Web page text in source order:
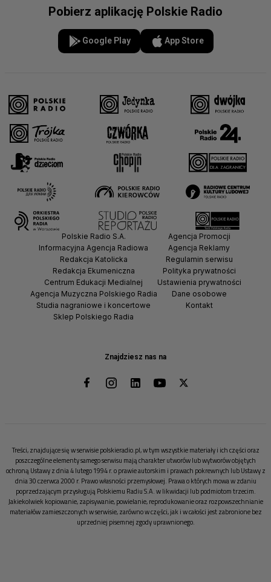
Pobierz aplikację Polskie Radio
Google Play App Store
Znajdziesz nas na
Polskie Radio S.A.
Informacyjna Agencja Radiowa
Redakcja Katolicka
Redakcja Ekumeniczna
Centrum Edukacji Medialnej
Agencja Muzyczna Polskiego Radia
Studia nagraniowe i koncertowe
Sklep Polskiego Radia
Agencja Promocji
Agencja Reklamy
Regulamin serwisu
Polityka prywatności
Ustawienia prywatności
Dane osobowe
Kontakt
Treści, znajdujące się w serwisie polskieradio.pl, w tym wszystkie materiały i ich części oraz
poszczególne elementy samego serwisu mają charakter utworów lub wytworów objętych
ochroną Ustawy z dnia 4 lutego 1994 r. o prawie autorskim i prawach pokrewnych lub Ustawy z
dnia 30 czerwca 2000 r. Prawo własności przemysłowej. Prawa o których mowa w zdaniu
poprzedzającym przysługują Polskiemu Radiu S.A. w likwidacji lub podmiotom trzecim.
Jakiekolwiek kopiowanie, zapisywanie, powielanie, reprodukowanie oraz rozpowszechnianie
materiałów zamieszczonych w serwisie, zarówno w części, jak i w całości jest zabronione bez
uprzedniej pisemnej zgody uprawnionego.